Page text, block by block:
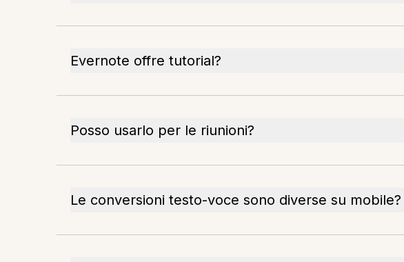
Evernote offre tutorial?
Posso usarlo per le riunioni?
Le conversioni testo-voce sono diverse su mobile?